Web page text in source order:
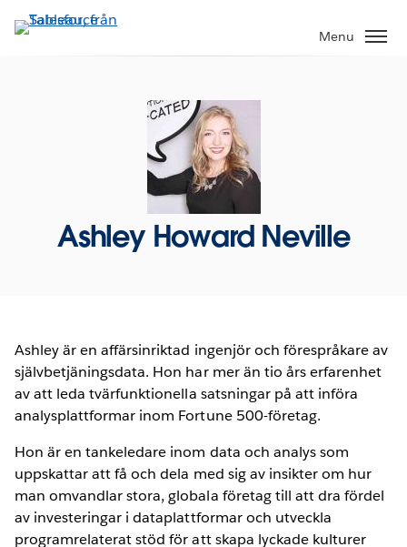
vidare
Menu
Ashley Howard Neville
Ashley är en affärsinriktad ingenjör och förespråkare av
självbetjäningsdata. Hon har mer än tio års erfarenhet
av att leda tvärfunktionella satsningar på att införa
analysplattformar inom Fortune 500-företag.
Hon är en tankeledare inom data och analys som
uppskattar att få och dela med sig av insikter om hur
man omvandlar stora, globala företag till att dra fördel
av investeringar i dataplattformar och utveckla
programrelaterat stöd för att skapa lyckade kulturer